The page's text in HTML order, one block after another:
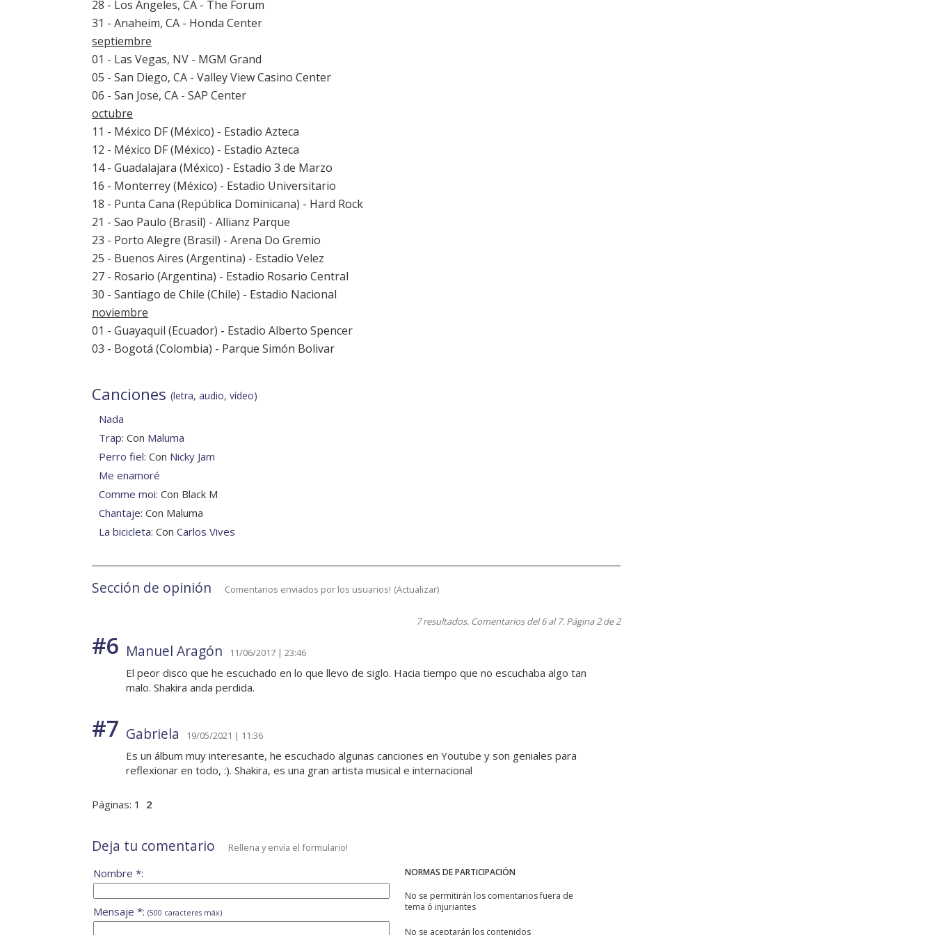
28 - Los Angeles, CA - The Forum
31 - Anaheim, CA - Honda Center
septiembre
01 - Las Vegas, NV - MGM Grand
05 - San Diego, CA - Valley View Casino Center
06 - San Jose, CA - SAP Center
octubre
11 - México DF (México) - Estadio Azteca
12 - México DF (México) - Estadio Azteca
14 - Guadalajara (México) - Estadio 3 de Marzo
16 - Monterrey (México) - Estadio Universitario
18 - Punta Cana (República Dominicana) - Hard Rock
21 - Sao Paulo (Brasil) - Allianz Parque
23 - Porto Alegre (Brasil) - Arena Do Gremio
25 - Buenos Aires (Argentina) - Estadio Velez
27 - Rosario (Argentina) - Estadio Rosario Central
30 - Santiago de Chile (Chile) - Estadio Nacional
noviembre
01 - Guayaquil (Ecuador) - Estadio Alberto Spencer
03 - Bogotá (Colombia) - Parque Simón Bolivar
Canciones (letra, audio, vídeo)
Nada
Trap: Con Maluma
Perro fiel: Con Nicky Jam
Me enamoré
Comme moi: Con Black M
Chantaje: Con Maluma
La bicicleta: Con Carlos Vives
Sección de opinión Comentarios enviados por los usuarios! (Actualizar)
7 resultados. Comentarios del 6 al 7. Página 2 de 2
#6 Manuel Aragón 11/06/2017 | 23:46
El peor disco que he escuchado en lo que llevo de siglo. Hacia tiempo que no escuchaba algo tan
malo. Shakira anda perdida.
#7 Gabriela 19/05/2021 | 11:36
Es un álbum muy interesante, he escuchado algunas canciones en Youtube y son geniales para
reflexionar en todo, :). Shakira, es una gran artista musical e internacional
Páginas: 1 2
Deja tu comentario Rellena y envía el formulario!
NORMAS DE PARTICIPACIÓN
No se permitirán los comentarios fuera de
tema ó injuriantes
No se aceptarán los contenidos
Nombre *:
Mensaje *: (500 caracteres máx)